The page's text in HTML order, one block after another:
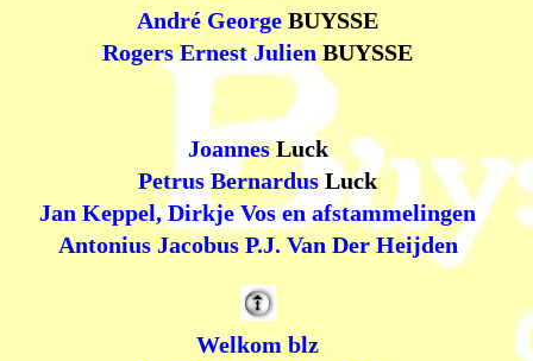
André George BUYSSE
Rogers Ernest Julien BUYSSE
JoannesLuck
Petrus Bernardus Luck
Jan Keppel, Dirkje Vos en afstammelingen
Antonius Jacobus P.J. Van Der Heijden
Welkom blz